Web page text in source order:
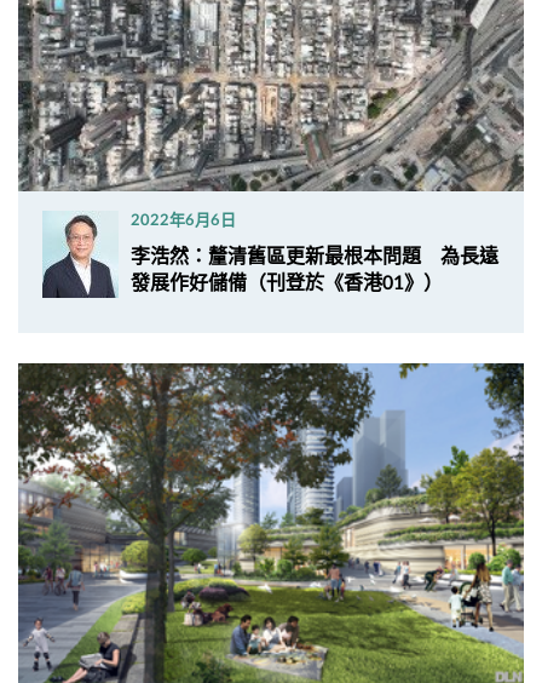
2022年6月6日
李浩然：釐清舊區更新最根本問題 為長遠
發展作好儲備（刊登於《香港01》）